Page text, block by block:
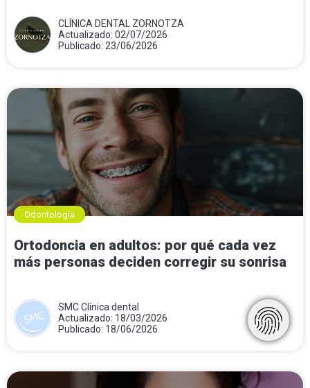
CLÍNICA DENTAL ZORNOTZA
Actualizado: 02/07/2026
Publicado: 23/06/2026
Odontología
Ortodoncia en adultos: por qué cada vez
más personas deciden corregir su sonrisa
SMC Clínica dental
Actualizado: 18/03/2026
Publicado: 18/06/2026